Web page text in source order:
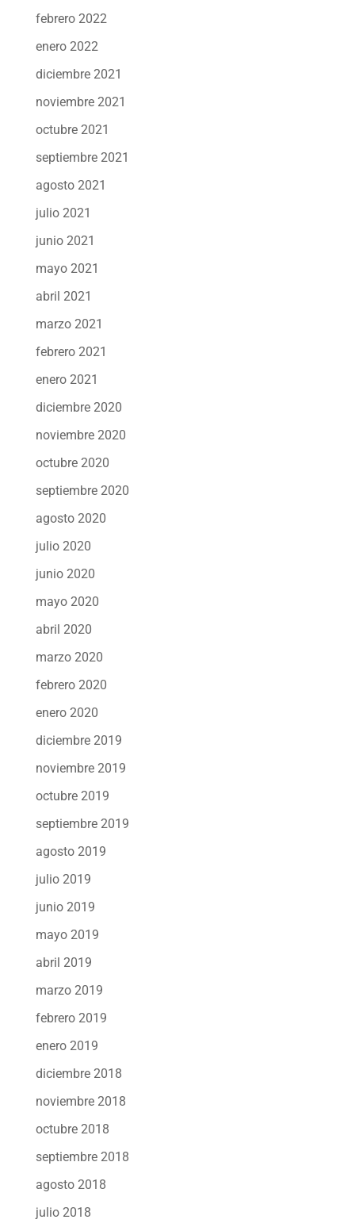
febrero 2022
enero 2022
diciembre 2021
noviembre 2021
octubre 2021
septiembre 2021
agosto 2021
julio 2021
junio 2021
mayo 2021
abril 2021
marzo 2021
febrero 2021
enero 2021
diciembre 2020
noviembre 2020
octubre 2020
septiembre 2020
agosto 2020
julio 2020
junio 2020
mayo 2020
abril 2020
marzo 2020
febrero 2020
enero 2020
diciembre 2019
noviembre 2019
octubre 2019
septiembre 2019
agosto 2019
julio 2019
junio 2019
mayo 2019
abril 2019
marzo 2019
febrero 2019
enero 2019
diciembre 2018
noviembre 2018
octubre 2018
septiembre 2018
agosto 2018
julio 2018